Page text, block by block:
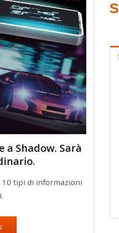
a Shadow. Sarà
tipi di informazioni